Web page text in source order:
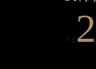
2
YEARS